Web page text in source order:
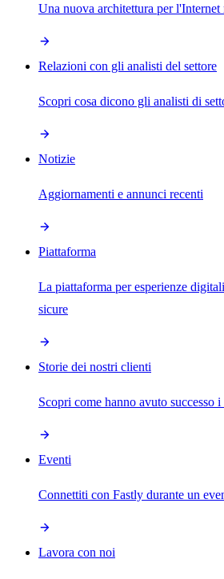
Una nuova architettura per l'Internet
Relazioni con gli analisti del settore
Scopri cosa dicono gli analisti di
Notizie
Aggiornamenti e annunci recenti
Piattaforma
La piattaforma per esperienze
sicure
Storie dei nostri clienti
Scopri come hanno avuto successo
Eventi
Connettiti con Fastly durante un
Lavora con noi